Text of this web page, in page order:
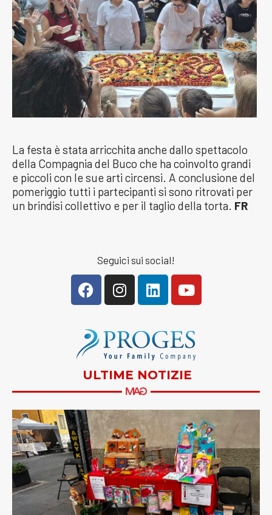
La festa è stata arricchita anche dallo spettacolo
della Compagnia del Buco che ha coinvolto grandi
e piccoli con le sue arti circensi. A conclusione del
pomeriggio tutti i partecipanti si sono ritrovati per
un brindisi collettivo e per il taglio della torta. FR
Seguici sui social!
ULTIME NOTIZIE